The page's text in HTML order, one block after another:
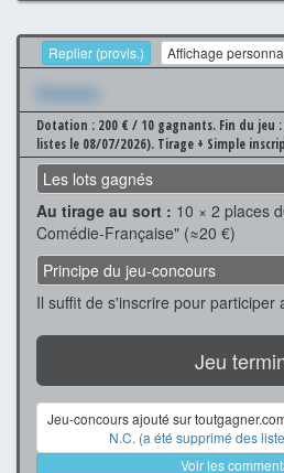
Replier (provis.) Affichage
Xxxxxxx
Dotation : 200 € / 10 gagnants. Fin du jeu
listes le 08/07/2026). Tirage + Simple
Les lots gagnés
Au tirage au sort : 10 × 2 places
Comédie-Française" (≈20 €)
Principe du jeu-concours
Il suffit de s'inscrire pour participer
Jeu
Jeu-concours ajouté sur
N.C. (a été supprimé des
Voir les